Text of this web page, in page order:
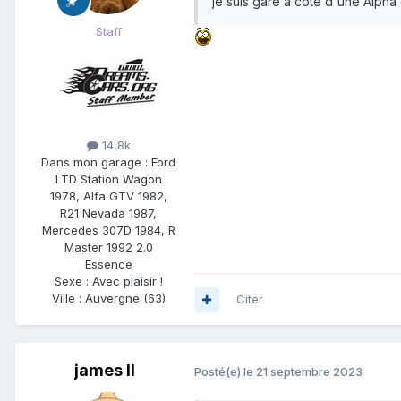
Staff
14,8k
Dans mon garage : Ford
LTD Station Wagon
1978, Alfa GTV 1982,
R21 Nevada 1987,
Mercedes 307D 1984, R
Master 1992 2.0
Essence
Sexe : Avec plaisir !
Ville : Auvergne (63) Citer
james ll Posté(e) le 21 septembre 2023